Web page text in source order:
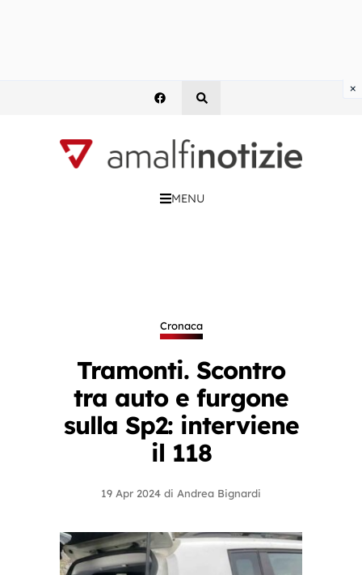
MENU
Cronaca
Tramonti. Scontro
tra auto e furgone
sulla Sp2: interviene
il 118
19 Apr 2024 di Andrea Bignardi
×